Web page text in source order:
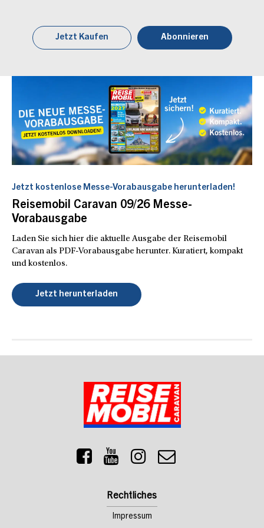
Jetzt Kaufen Abonnieren
Jetzt kostenlose Messe-Vorabausgabe herunterladen!
Reisemobil Caravan 09/26 Messe-
Vorabausgabe
Laden Sie sich hier die aktuelle Ausgabe der Reisemobil
Caravan als PDF-Vorabausgabe herunter. Kuratiert, kompakt
und kostenlos.
Jetzt herunterladen
Rechtliches
Impressum